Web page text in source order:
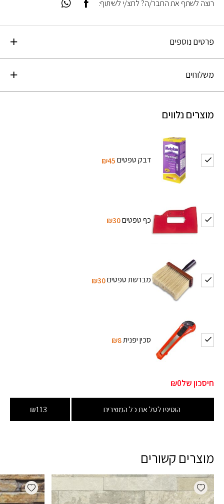
פרטים נוספים
משלוחים
מוצרים נלווים
דבק טפטים₪45
כף טפטים₪30
מברשת טפטים₪30
סכין יפנית₪8
חיסכון של₪0
הוסיפו לסל את כל המוצרים ₪113
רוצה לשתף את החבר/ה? לחצ/י לשיתוף:
מוצרים קשורים
Add wishlist
wishlist